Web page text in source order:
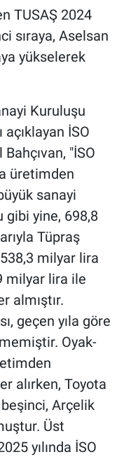
TUSAŞ 2024
sıraya, Aselsan
yükselerek
Kuruluşu
açıklayan İSO
"İSO
üretimden
sanayi
gibi yine, 698,8
Tüpraş
milyar lira
milyar lira ile
almıştır.
geçen yıla göre
Oyak-
alırken, Toyota
Arçelik
Üst
yılında İSO